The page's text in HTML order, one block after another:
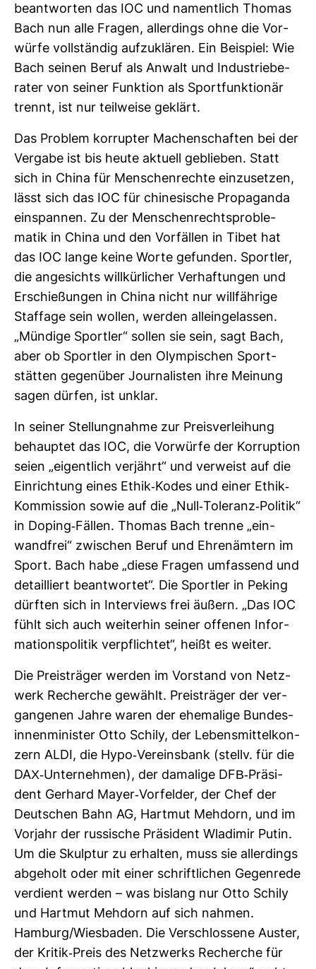
beant­worten das IOC und nament­lich Thomas
Bach nun alle Fragen, aller­dings ohne die Vor­
würfe voll­ständig auf­zu­klären. Ein Bei­spiel: Wie
Bach seinen Beruf als Anwalt und Indus­trie­be­
rater von seiner Funk­tion als Sport­funk­tionär
trennt, ist nur teil­weise geklärt.
Das Pro­blem kor­rupter Machen­schaften bei der
Ver­gabe ist bis heute aktuell geblieben. Statt
sich in China für Men­schen­rechte ein­zu­setzen,
lässt sich das IOC für chi­ne­si­sche Pro­pa­ganda
ein­spannen. Zu der Men­schen­rechts­pro­ble­
matik in China und den Vor­fällen in Tibet hat
das IOC lange keine Worte gefunden. Sportler,
die ange­sichts will­kür­li­cher Ver­haf­tungen und
Erschie­ßungen in China nicht nur will­fäh­rige
Staf­fage sein wollen, werden allein­ge­lassen.
„Mün­dige Sportler“ sollen sie sein, sagt Bach,
aber ob Sportler in den Olym­pi­schen Sport­
stätten gegen­über Jour­na­listen ihre Mei­nung
sagen dürfen, ist unklar.
In seiner Stel­lung­nahme zur Preis­ver­lei­hung
behauptet das IOC, die Vor­würfe der Kor­rup­tion
seien „eigent­lich ver­jährt“ und ver­weist auf die
Ein­rich­tung eines Ethik-​Kodes und einer Ethik-​
Kom­mis­sion sowie auf die „Null-​Tole­ranz-​Politik“
in Doping-​Fällen. Thomas Bach trenne „ein­
wand­frei“ zwi­schen Beruf und Ehren­äm­tern im
Sport. Bach habe „diese Fragen umfas­send und
detail­liert beant­wortet“. Die Sportler in Peking
dürften sich in Inter­views frei äußern. „Das IOC
fühlt sich auch wei­terhin seiner offenen Infor­
ma­ti­ons­po­litik ver­pflichtet“, heißt es weiter.
Die Preis­träger werden im Vor­stand von Netz­
werk Recherche gewählt. Preis­träger der ver­
gan­genen Jahre waren der ehe­ma­lige Bun­des­
in­nen­mi­nister Otto Schily, der Lebens­mit­tel­kon­
zern ALDI, die Hypo-​Ver­eins­bank (stellv. für die
DAX-​Unter­nehmen), der dama­lige DFB-​Prä­si­
dent Ger­hard Mayer-​Vor­felder, der Chef der
Deut­schen Bahn AG, Hartmut Meh­dorn, und im
Vor­jahr der rus­si­sche Prä­si­dent Wla­dimir Putin.
Um die Skulptur zu erhalten, muss sie aller­dings
abge­holt oder mit einer schrift­li­chen Gegen­rede
ver­dient werden – was bis­lang nur Otto Schily
und Hartmut Meh­dorn auf sich nahmen.
Ham­burg/Wies­baden. Die Ver­schlos­sene Auster,
der Kritik-​Preis des Netz­werks Recherche für